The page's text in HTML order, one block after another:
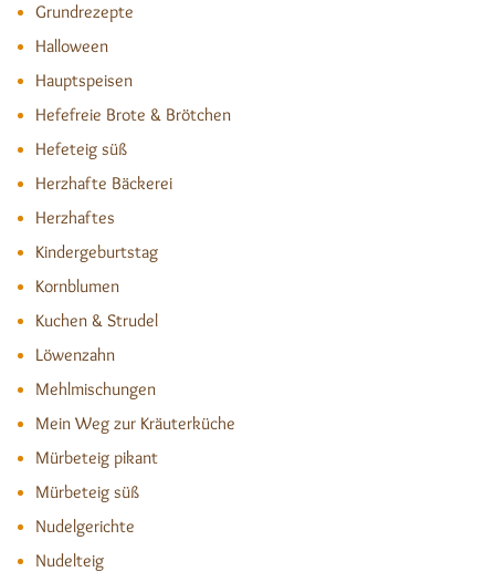
Grundrezepte
Halloween
Hauptspeisen
Hefefreie Brote & Brötchen
Hefeteig süß
Herzhafte Bäckerei
Herzhaftes
Kindergeburtstag
Kornblumen
Kuchen & Strudel
Löwenzahn
Mehlmischungen
Mein Weg zur Kräuterküche
Mürbeteig pikant
Mürbeteig süß
Nudelgerichte
Nudelteig